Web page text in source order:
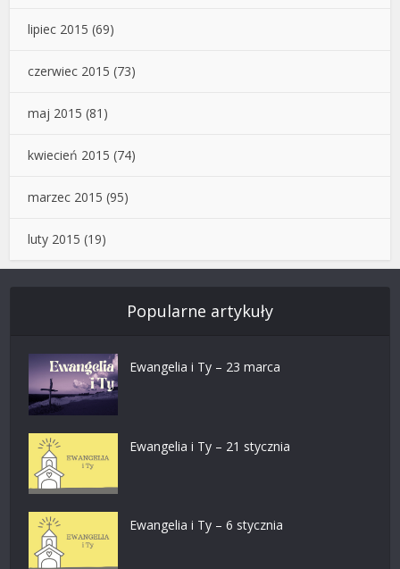
lipiec 2015 (69)
czerwiec 2015 (73)
maj 2015 (81)
kwiecień 2015 (74)
marzec 2015 (95)
luty 2015 (19)
Popularne artykuły
Ewangelia i Ty – 23 marca
Ewangelia i Ty – 21 stycznia
Ewangelia i Ty – 6 stycznia